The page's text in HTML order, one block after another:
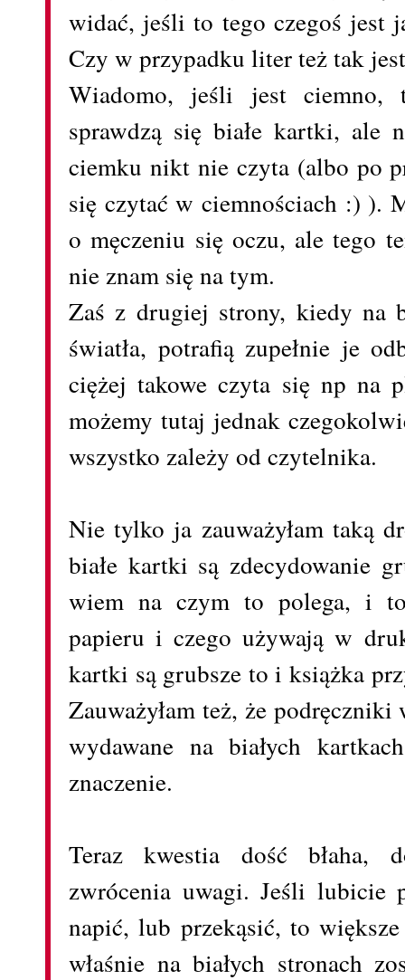
widać, jeśli to tego czegoś jest
Czy w przypadku liter też tak
Wiadomo, jeśli jest
sprawdzą się białe kartki, ale
ciemku nikt nie czyta (albo po
się czytać w ciemnościach :) ).
o męczeniu się oczu, ale tego
nie znam się na tym.
Zaś z drugiej strony, kiedy na
światła, potrafią zupełnie je
ciężej takowe czyta się np na
możemy tutaj jednak
wszystko zależy od czytelnika.
Nie tylko ja zauważyłam taką
białe kartki są zdecydowanie
wiem na czym to polega, i
papieru i czego używają w
kartki są grubsze to i książka
Zauważyłam też, że podręczniki
wydawane na białych
znaczenie.
Teraz kwestia dość błaha,
zwrócenia uwagi. Jeśli lubicie
napić, lub przekąsić, to
właśnie na białych stronach